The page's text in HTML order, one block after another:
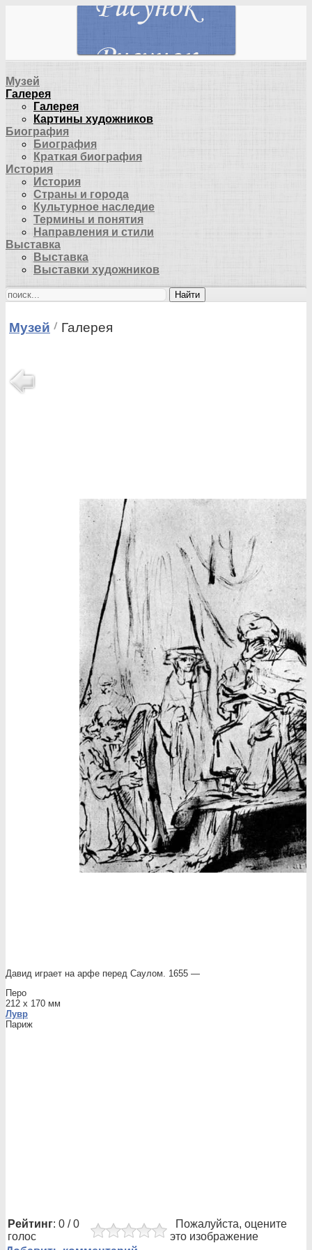
Музей
Галерея
Галерея
Картины художников
Биография
Биография
Краткая биография
История
История
Страны и города
Культурное наследие
Термины и понятия
Направления и стили
Выставка
Выставка
Выставки художников
Найти
Музей Галерея
Давид играет на арфе перед Саулом. 1655 —
Перо
212 x 170 мм
Лувр
Париж
Рейтинг: 0 / 0
голос
Пожалуйста, оцените
это изображение